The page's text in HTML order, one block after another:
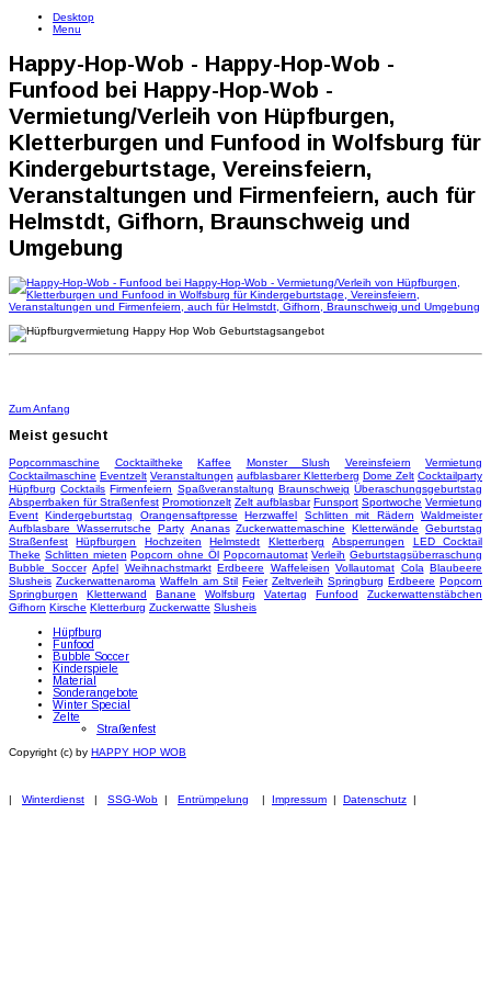
Desktop
Menu
Happy-Hop-Wob - Happy-Hop-Wob -
Funfood bei Happy-Hop-Wob -
Vermietung/Verleih von Hüpfburgen,
Kletterburgen und Funfood in Wolfsburg für
Kindergeburtstage, Vereinsfeiern,
Veranstaltungen und Firmenfeiern, auch für
Helmstdt, Gifhorn, Braunschweig und
Umgebung
Zum Anfang
Meist gesucht
Popcornmaschine Cocktailtheke Kaffee Monster Slush Vereinsfeiern
Vermietung
Cocktailmaschine Eventzelt Veranstaltungen aufblasbarer Kletterberg Dome Zelt Cocktailparty
Hüpfburg Cocktails Firmenfeiern Spaßveranstaltung Braunschweig Überaschungsgeburtstag
Absperrbaken für Straßenfest Promotionzelt Zelt aufblasbar Funsport Sportwoche Vermietung
Event Kindergeburtstag Orangensaftpresse Herzwaffel Schlitten mit Rädern
Waldmeister
Aufblasbare Wasserrutsche
Party Ananas Zuckerwattemaschine Kletterwände
Geburtstag
Straßenfest
Hüpfburgen Hochzeiten Helmstedt Kletterberg Absperrungen
LED Cocktail
Theke Schlitten mieten Popcorn ohne Öl Popcornautomat Verleih Geburtstagsüberraschung
Bubble Soccer Apfel Weihnachstmarkt Erdbeere Waffeleisen Vollautomat Cola Blaubeere
Slusheis Zuckerwattenaroma Waffeln am Stil Feier Zeltverleih Springburg Erdbeere Popcorn
Springburgen
Kletterwand Banane Wolfsburg Vatertag Funfood
Zuckerwattenstäbchen
Gifhorn Kirsche Kletterburg Zuckerwatte Slusheis
Hüpfburg
Funfood
Bubble Soccer
Kinderspiele
Material
Sonderangebote
Winter Special
Zelte
Straßenfest
Copyright (c) by HAPPY HOP WOB
| Winterdienst | SSG-Wob | Entrümpelung | Impressum | Datenschutz |